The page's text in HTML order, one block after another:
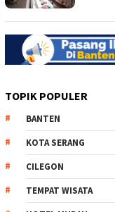
TOPIK POPULER
BANTEN
KOTA SERANG
CILEGON
TEMPAT WISATA